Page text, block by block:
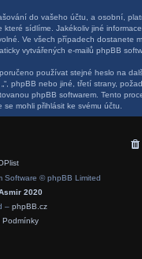
do vašeho účtu, a osobní,
sídlíme. Jakékoliv jiné
Ve všech případech dostanete
vytvářených e-mailů phpBB
používat stejné heslo na
phpBB nebo jiné, třetí strany,
phpBB softwarem. Tento
mohli přihlásit ke svému účtu.
Software © phpBB Limited
2020
– phpBB.cz
Podmínky